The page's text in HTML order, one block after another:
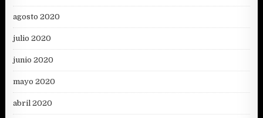
agosto 2020
julio 2020
junio 2020
mayo 2020
abril 2020